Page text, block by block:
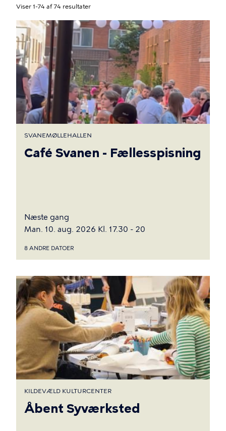
Viser 1-74 af 74 resultater
SVANEMØLLEHALLEN
Café Svanen - Fællesspisning
Næste gang
Man. 10. aug. 2026 Kl. 17.30 - 20
8 ANDRE DATOER
KILDEVÆLD KULTURCENTER
Åbent Syværksted